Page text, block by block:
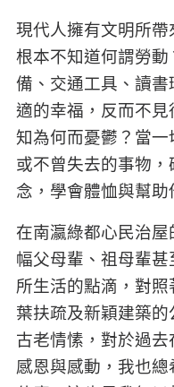
現代人擁有文明所
根本不知道何謂勞
備、交通工具、讀
適的幸福，反而不
知為何而憂鬱？當
或不曾失去的事物
念，學會體恤與幫助
在南瀛綠都心民治
幅父母輩、祖母輩
所生活的點滴，對
葉扶疏及新穎建築
古老情愫，對於過
感恩與感動，我也